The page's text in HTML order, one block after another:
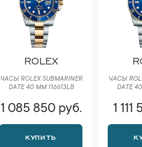
ROLEX
ЧАСЫ ROLEX SUBMARINER
DATE 40 ММ 116613LB
1 085 850 руб.
КУПИТЬ
ЧАСЫ
DATE
1